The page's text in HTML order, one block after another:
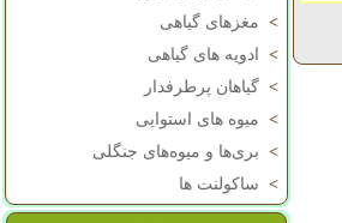
> مغزهای گیاهی
>
ادویه های گیاهی
> گیاهان پرطرفدار
> میوه های استوایی
> بری‌ها و میوه‌های جنگلی
> ساکولنت ها